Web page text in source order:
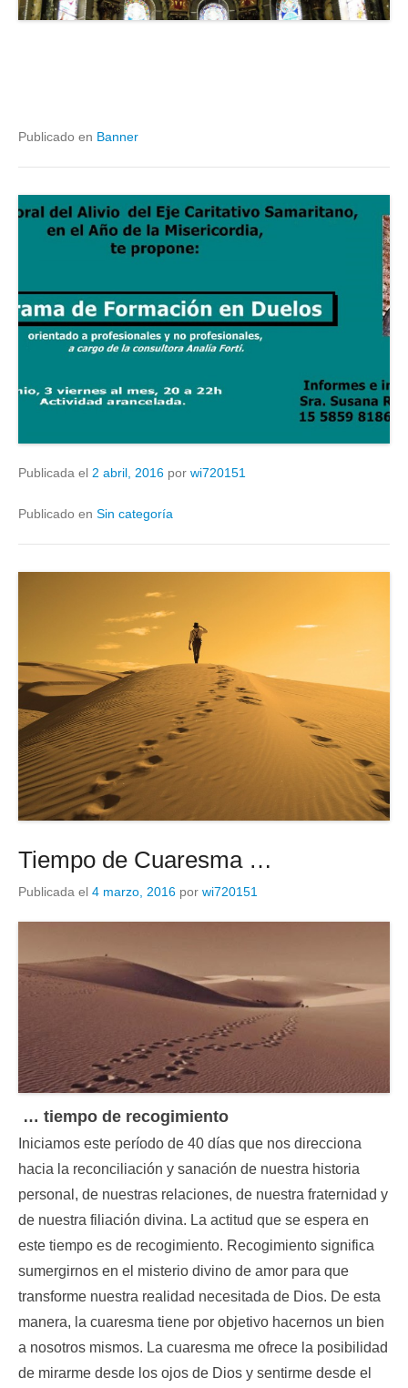
Publicado en Banner
Publicada el 2 abril, 2016 por wi720151
Publicado en Sin categoría
Tiempo de Cuaresma …
Publicada el 4 marzo, 2016 por wi720151
… tiempo de recogimiento
Iniciamos este período de 40 días que nos direcciona
hacia la reconciliación y sanación de nuestra historia
personal, de nuestras relaciones, de nuestra fraternidad y
de nuestra filiación divina. La actitud que se espera en
este tiempo es de recogimiento. Recogimiento significa
sumergirnos en el misterio divino de amor para que
transforme nuestra realidad necesitada de Dios. De esta
manera, la cuaresma tiene por objetivo hacernos un bien
a nosotros mismos. La cuaresma me ofrece la posibilidad
de mirarme desde los ojos de Dios y sentirme desde el